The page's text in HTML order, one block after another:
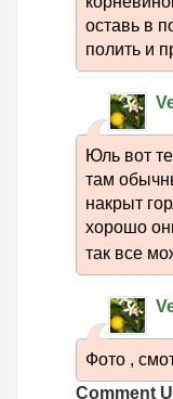
оставь в
полить и
Юль вот
там
накрыт
хорошо
так все
Фото ,
Comment